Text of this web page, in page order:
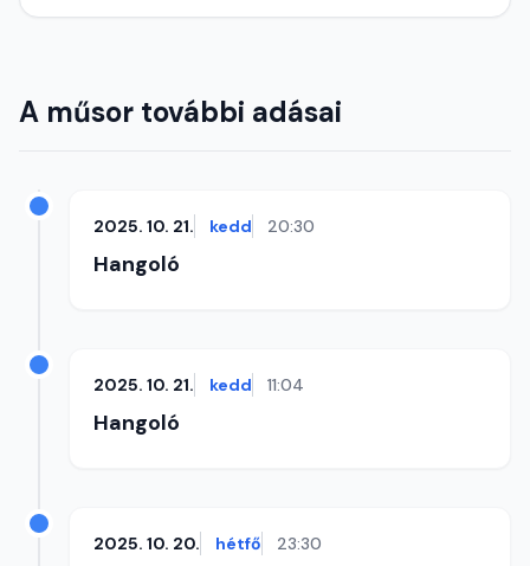
A műsor további adásai
2025. 10. 21. kedd 20:30
Hangoló
2025. 10. 21. kedd 11:04
Hangoló
2025. 10. 20. hétfő 23:30